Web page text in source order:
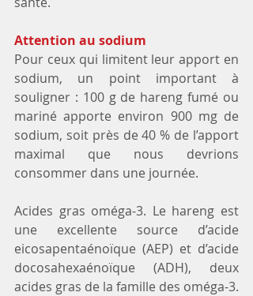
Attention au sodium
Pour ceux qui limitent leur apport en
sodium, un point important à
souligner : 100 g de hareng fumé ou
mariné apporte environ 900 mg de
sodium, soit près de 40 % de l’apport
maximal que nous devrions
consommer dans une journée.
Acides gras oméga-3. Le hareng est
une excellente source d’acide
eicosapentaénoïque (AEP) et d’acide
docosahexaénoïque (ADH), deux